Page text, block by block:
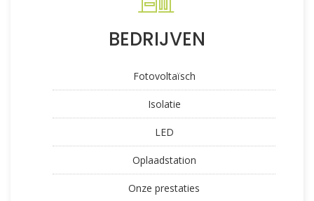
BEDRIJVEN
Fotovoltaïsch
Isolatie
LED
Oplaadstation
Onze prestaties